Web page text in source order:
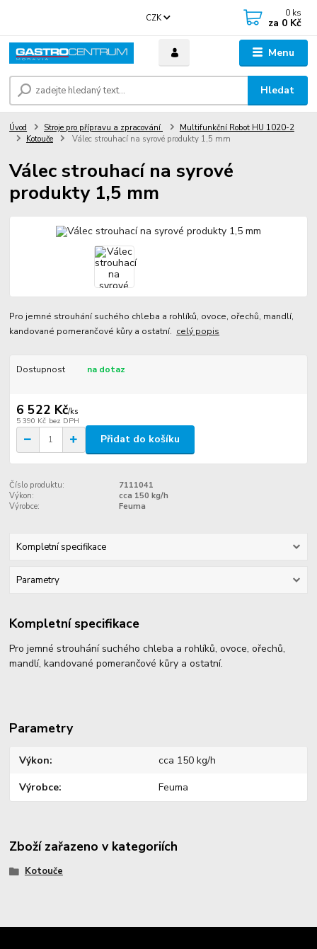
Menu
CZK
Hledat
0 ks
za 0 Kč
Úvod Stroje pro přípravu a zpracování
Multifunkční Robot HU 1020-2
Kotouče
Válec strouhací na syrové produkty 1,5 mm
Válec strouhací na syrové
produkty 1,5 mm
Pro jemné strouhání suchého chleba a rohlíků, ovoce, ořechů, mandlí,
kandované pomerančové kůry a ostatní. celý popis
Dostupnost na dotaz
6 522 Kč/ks
5 390 Kč bez DPH
Přidat do košíku
Číslo produktu:
7111041
Výkon:
cca 150 kg/h
Výrobce:
Feuma
Kompletní specifikace
Parametry
Kompletní specifikace
Pro jemné strouhání suchého chleba a rohlíků, ovoce, ořechů,
mandlí, kandované pomerančové kůry a ostatní.
Parametry
Výkon cca 150 kg/h
Výrobce Feuma
Zboží zařazeno v kategoriích
Kotouče